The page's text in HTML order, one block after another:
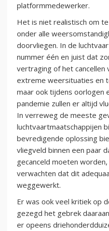
platformmedewerker.
Het is niet realistisch om
onder alle
doorvliegen. In de
nummer één en juist dat
vertraging of het cancellen
extreme weersituaties en
maar ook tijdens oorlogen
pandemie zullen er altijd
In verreweg de meeste
luchtvaartmaatschappijen
bevredigende oplossing
vliegveld binnen een paar
gecanceld moeten
verwachten dat dit
weggewerkt.
Er was ook veel kritiek op
gezegd het gebrek
er opeens